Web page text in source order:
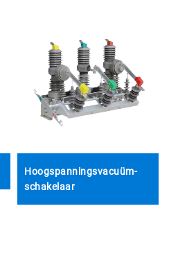
Hoogspanningsvacuüm-
schakelaar